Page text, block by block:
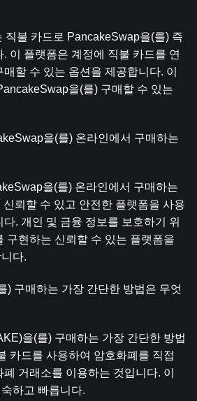
직불 카드로 PancakeSwap을(를) 즉
이 플랫폼은 계정에 직불 카드를 연
할 수 있는 옵션을 제공합니다. 이
을(를) 구매할 수 있는
을(를) 온라인에서 구매하는
을(를) 온라인에서 구매하는
뢰할 수 있고 안전한 플랫폼을 사용
. 개인 및 금융 정보를 보호하기 위
구현하는 신뢰할 수 있는 플랫폼을
다.
) 구매하는 가장 간단한 방법은 무엇
을(를) 구매하는 가장 간단한 방법
카드를 사용하여 암호화폐를 직접
거래소를 이용하는 것입니다. 이
하고 빠릅니다.